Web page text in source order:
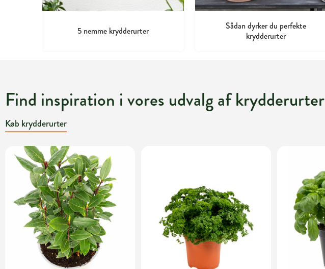
5 nemme krydderurter
Sådan dyrker du perfekte
krydderurter
Find inspiration i vores udvalg af krydderurter
Køb krydderurter